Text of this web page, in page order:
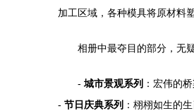
加工区域，各种模具将原材料
相册中最夺目的部分，无
- 城市景观系列 ：宏伟的
- 节日庆典系列 ：栩栩如生的